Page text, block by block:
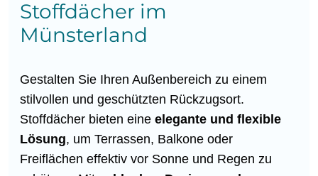
Stoffdächer im
Münsterland
Gestalten Sie Ihren Außenbereich zu einem
stilvollen und geschützten Rückzugsort.
Stoffdächer bieten eine elegante und flexible
Lösung, um Terrassen, Balkone oder
Freiflächen effektiv vor Sonne und Regen zu